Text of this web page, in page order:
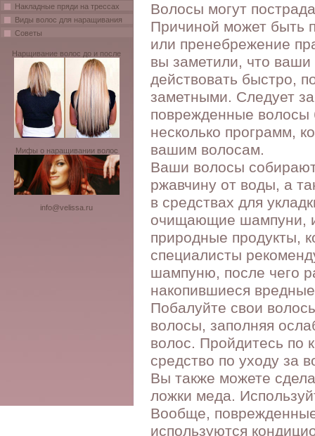
Накладные пряди на трессах
Виды волос для наращивания
Советы
Нарщивание волос до и после
Мифы о наращивании волос
info@velissa.ru
Волосы могут
Причиной может быть
или пренебрежение
вы заметили, что
действовать быстро,
заметными. Следует
поврежденные волосы
несколько программ,
вашим волосам.
Ваши волосы
ржавчину от воды, а
в средствах для
очищающие шампуни,
природные продукты,
специалисты
шампуню, после чего
накопившиеся
Побалуйте свои
волосы, заполняя
волос. Пройдитесь по
средство по уходу за
Вы также можете
ложки меда.
Вообще,
используются